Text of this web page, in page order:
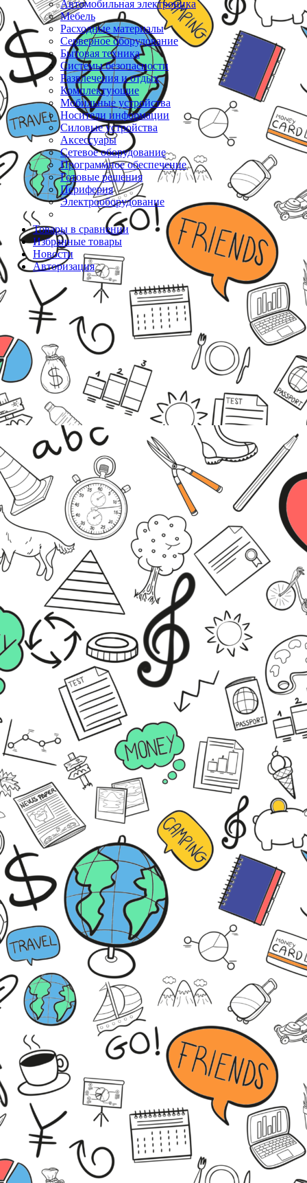
Автомобильная электроника
Мебель
Расходные материалы
Серверное оборудование
Бытовая техника
Системы безопасности
Развлечения и отдых
Комплектующие
Мобильные устройства
Носители информации
Силовые устройства
Аксессуары
Сетевое оборудование
Программное обеспечение
Готовые решения
Периферия
Электрооборудование
Товары в сравнении
Избранные товары
Новости
Авторизация